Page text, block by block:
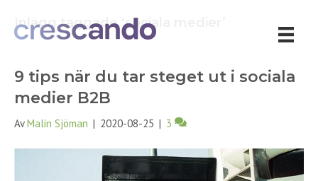
Inlägg taggade ‘sociala medier’
9 tips när du tar steget ut i sociala
medier B2B
AvMalin Sjöman | 2020-08-25 | 3